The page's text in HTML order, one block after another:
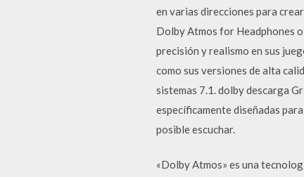
en varias direcciones para
Dolby Atmos for Headphones
precisión y realismo en sus
como sus versiones de alta
sistemas 7.1. dolby descarga
específicamente diseñadas
posible escuchar.
«Dolby Atmos» es una